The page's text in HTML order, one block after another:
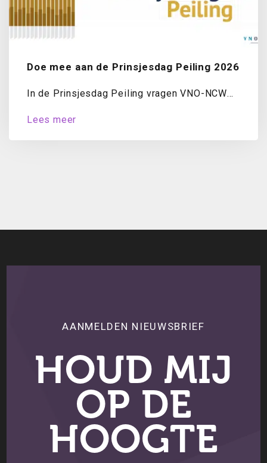
Doe mee aan de Prinsjesdag Peiling 2026
In de Prinsjesdag Peiling vragen VNO-NCW
Lees meer
AANMELDEN NIEUWSBRIEF
HOUD MIJ
OP DE
HOOGTE